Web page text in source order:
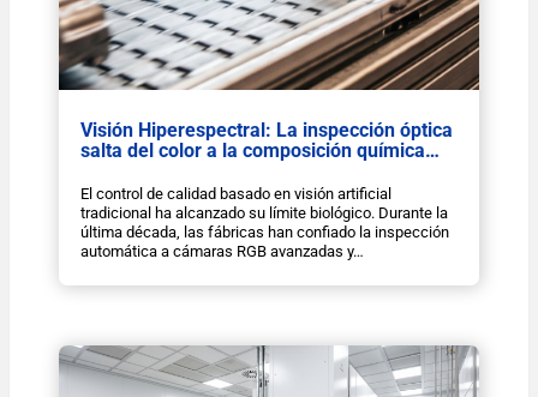
Visión Hiperespectral: La inspección óptica
salta del color a la composición química…
El control de calidad basado en visión artificial
tradicional ha alcanzado su límite biológico. Durante la
última década, las fábricas han confiado la inspección
automática a cámaras RGB avanzadas y…